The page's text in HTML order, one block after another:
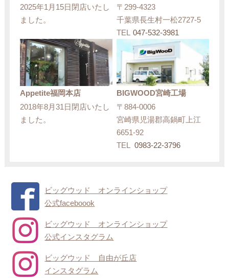
2025年1月15日閉店いたし
ました。
〒299-4323
千葉県長生村一松2727-5
TEL 047-532-3981
Appetite福岡本店
2018年8月31日閉店いたし
ました。
BIGWOOD宮崎工場
〒884-0006
宮崎県児湯郡高鍋町上江
6651-92
TEL 0983-22-3796
ビッグウッド オンラインショップ
公式faceboook
ビッグウッド オンラインショップ
公式インスタグラム
ビッグウッド 自由が丘店
インスタグラム